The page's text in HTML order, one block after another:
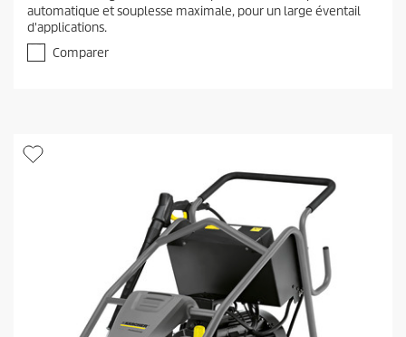
u
r
é
e
s
automatique et souplesse maximale, pour un large éventail
d'applications.
Comparer